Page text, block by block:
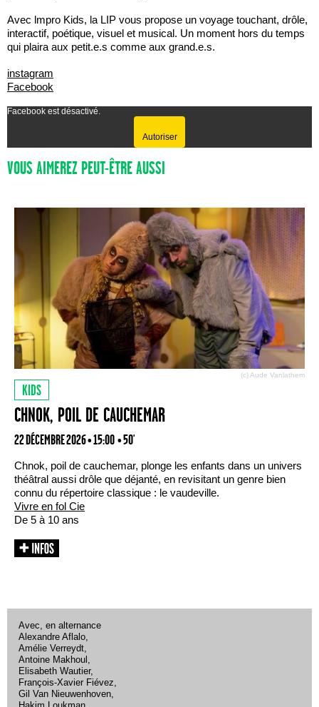
Avec lmpro Kids, la LIP vous propose un voyage touchant, drôle,
interactif, poétique, visuel et musical. Un moment hors du temps
qui plaira aux petit.e.s comme aux grand.e.s.
instagram
Facebook
Facebook est désactivé.
Autoriser
VOUS AIMEREZ PEUT-ÊTRE AUSSI
(c) Aude Vanlathem
KIDS
CHNOK, POIL DE CAUCHEMAR
22 DÉCEMBRE 2026 • 15:00 • 50'
Chnok, poil de cauchemar, plonge les enfants dans un univers
théâtral aussi drôle que déjanté, en revisitant un genre bien
connu du répertoire classique : le vaudeville.
Vivre en fol Cie
De 5 à 10 ans
Avec, en alternance
Alexandre Aflalo,
Amélie Verreydt,
Antoine Makhoul,
Elisabeth Wautier,
François-Xavier Fiévez,
Gil Van Nieuwenhoven,